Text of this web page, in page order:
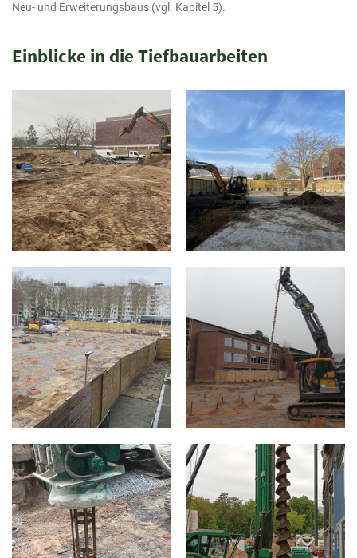
Neu- und Erweiterungsbaus (vgl. Kapitel 5).
Einblicke in die Tiefbauarbeiten